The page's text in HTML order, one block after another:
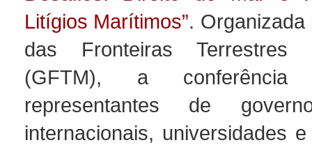
Litígios Marítimos”. Organizada
das Fronteiras Terrestres
(GFTM), a
representantes de
internacionais, universidades